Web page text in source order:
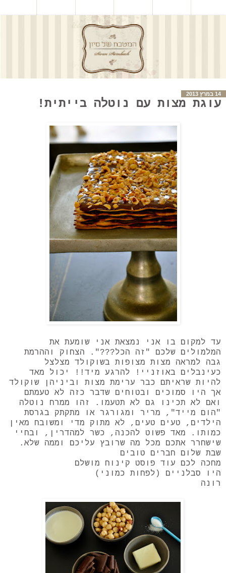
14 במרץ 2013
עוגת מצות עם נוטלה בייתית!
עד למקום בו אני נמצאת אני שומעת את
המלמולים שלכם "זה הכל???". הצחוק וההרמת
גבה למראה מצות מצופות בשוקולד מצלצל
כעינבלים באוזניי! להרגע מיד!! יכול מאד
להיות שראיתם כבר ערימת מצות וביניהן שוקולד
אך היו סמוכים ובטוחים שדבר כזה לא טעמתם
ואם לא תכינו גם לא תטעמו. זהו ממרח נוטלה
"הום מייד", מריר ומגורגר או מתקתק בגרסת
הילדים, טעים טעים, לא מתוק מדי ומשובח מאין
כמותו. מאד פשוט להכנה, כשר למהדרין, ובחיי
שישחרר אתכם מכל מה שרובץ עליכם וממה שלא.
שבת שלום חברים טובים
מחכה לכם עוד פוסט קינוח מושלם
היו סבלניים (לפחות כמוני)
רונה